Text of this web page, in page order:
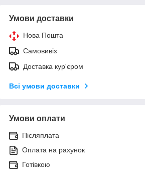
Умови доставки
Нова Пошта
Самовивіз
Доставка кур'єром
Всі умови доставки
Умови оплати
Післяплата
Оплата на рахунок
Готівкою